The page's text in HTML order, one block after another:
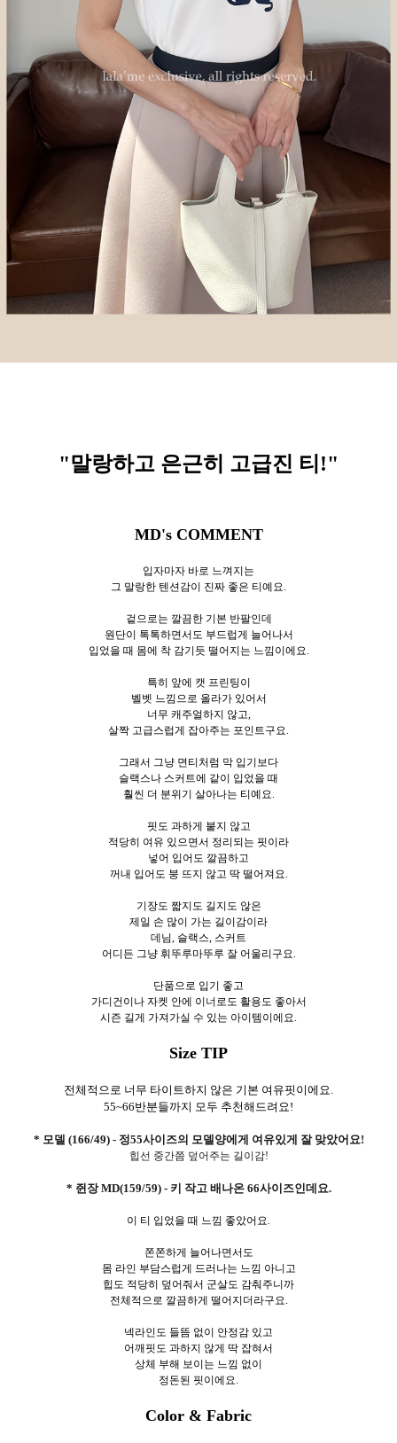
"말랑하고 은근히 고급진 티!"
MD's COMMENT
입자마자 바로 느껴지는
그 말랑한 텐션감이 진짜 좋은 티예요.
겉으로는 깔끔한 기본 반팔인데
원단이 톡톡하면서도 부드럽게 늘어나서
입었을 때 몸에 착 감기듯 떨어지는 느낌이에요.
특히 앞에 캣 프린팅이
벨벳 느낌으로 올라가 있어서
너무 캐주얼하지 않고,
살짝 고급스럽게 잡아주는 포인트구요.
그래서 그냥 면티처럼 막 입기보다
슬랙스나 스커트에 같이 입었을 때
훨씬 더 분위기 살아나는 티예요.
핏도 과하게 붙지 않고
적당히 여유 있으면서 정리되는 핏이라
넣어 입어도 깔끔하고
꺼내 입어도 붕 뜨지 않고 딱 떨어져요.
기장도 짧지도 길지도 않은
제일 손 많이 가는 길이감이라
데님, 슬랙스, 스커트
어디든 그냥 휘뚜루마뚜루 잘 어울리구요.
단품으로 입기 좋고
가디건이나 자켓 안에 이너로도 활용도 좋아서
시즌 길게 가져가실 수 있는 아이템이에요.
Size TIP
전체적으로 너무 타이트하지 않은 기본 여유핏이에요.
55~66반분들까지 모두 추천해드려요!
* 모델 (166/49) - 정55사이즈의 모델양에게 여유있게 잘 맞았어요!
힙선 중간쯤 덮어주는 길이감!
* 쥔장 MD(159/59) - 키 작고 배나온 66사이즈인데요.
이 티 입었을 때 느낌 좋았어요.
쫀쫀하게 늘어나면서도
몸 라인 부담스럽게 드러나는 느낌 아니고
힙도 적당히 덮어줘서 군살도 감춰주니까
전체적으로 깔끔하게 떨어지더라구요.
넥라인도 들뜸 없이 안정감 있고
어깨핏도 과하지 않게 딱 잡혀서
상체 부해 보이는 느낌 없이
정돈된 핏이에요.
Color & Fabric